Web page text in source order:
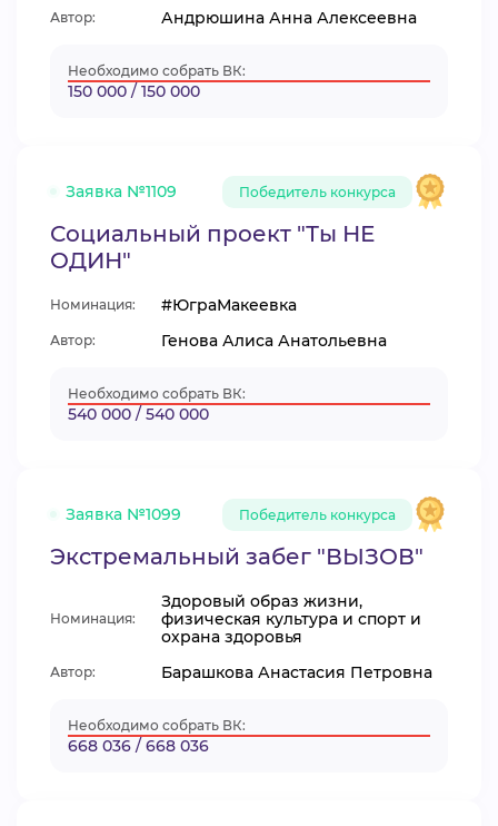
Автор: Андрюшина Анна Алексеевна
Необходимо собрать ВК:
150 000 / 150 000
Заявка №1109 Победитель конкурса
Социальный проект "Ты НЕ
ОДИН"
Номинация: #ЮграМакеевка
Автор: Генова Алиса Анатольевна
Необходимо собрать ВК:
540 000 / 540 000
Заявка №1099 Победитель конкурса
Экстремальный забег "ВЫЗОВ"
Номинация:
Здоровый образ жизни,
физическая культура и спорт и
охрана здоровья
Автор: Барашкова Анастасия Петровна
Необходимо собрать ВК:
668 036 / 668 036